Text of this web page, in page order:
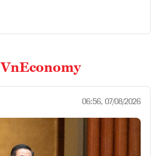
VnEconomy
06:56, 07/08/2026